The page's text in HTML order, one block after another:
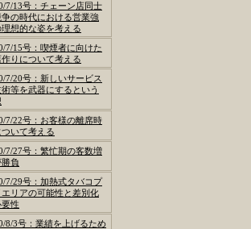
7/13号：チェーン店同士
争の時代における営業強
想的な姿を考える
7/15号：喫煙者に向けた
作りについて考える
7/20号：新しいサービス
等を武器にするという
7/22号：お客様の離席時
いて考える
7/27号：繁忙期の客数増
負
7/29号：加熱式タバコプ
エリアの可能性と差別化
性
8/3号：業績を上げるため